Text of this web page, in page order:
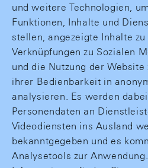
und weitere Technologien,
Funktionen, Inhalte und
stellen, angezeigte Inhalte
Verknüpfungen zu Sozialen
und die Nutzung der Website
ihrer Bedienbarkeit in
analysieren. Es werden
Personendaten an
Videodiensten ins Ausland
bekanntgegeben und es
Analysetools zur